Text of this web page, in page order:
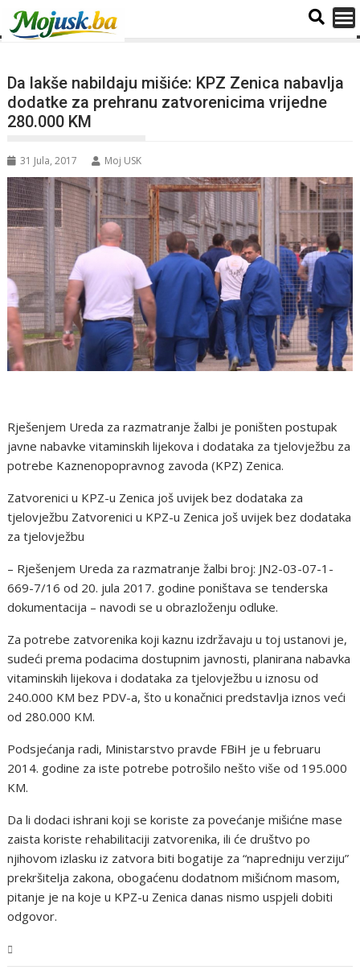
Da lakše nabildaju mišiće: KPZ Zenica nabavlja
dodatke za prehranu zatvorenicima vrijedne
280.000 KM
31 Jula, 2017 Moj USK
Rješenjem Ureda za razmatranje žalbi je poništen postupak
javne nabavke vitaminskih lijekova i dodataka za tjelovježbu za
potrebe Kaznenopopravnog zavoda (KPZ) Zenica.
Zatvorenici u KPZ-u Zenica još uvijek bez dodataka za
tjelovježbu Zatvorenici u KPZ-u Zenica još uvijek bez dodataka
za tjelovježbu
– Rješenjem Ureda za razmatranje žalbi broj: JN2-03-07-1-
669-7/16 od 20. jula 2017. godine poništava se tenderska
dokumentacija – navodi se u obrazloženju odluke.
Za potrebe zatvorenika koji kaznu izdržavaju u toj ustanovi je,
sudeći prema podacima dostupnim javnosti, planirana nabavka
vitaminskih lijekova i dodataka za tjelovježbu u iznosu od
240.000 KM bez PDV-a, što u konačnici predstavlja iznos veći
od 280.000 KM.
Podsjećanja radi, Ministarstvo pravde FBiH je u februaru
2014. godine za iste potrebe potrošilo nešto više od 195.000
KM.
Da li dodaci ishrani koji se koriste za povećanje mišićne mase
zaista koriste rehabilitaciji zatvorenika, ili će društvo po
njihovom izlasku iz zatvora biti bogatije za “napredniju verziju”
prekršitelja zakona, obogaćenu dodatnom mišićnom masom,
pitanje je na koje u KPZ-u Zenica danas nismo uspjeli dobiti
odgovor.